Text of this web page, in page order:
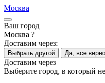
Москва
Ваш город
Москва ?
Доставим через:
Выбрать другой Да, все верно
Доставим через
Выберите город, в который